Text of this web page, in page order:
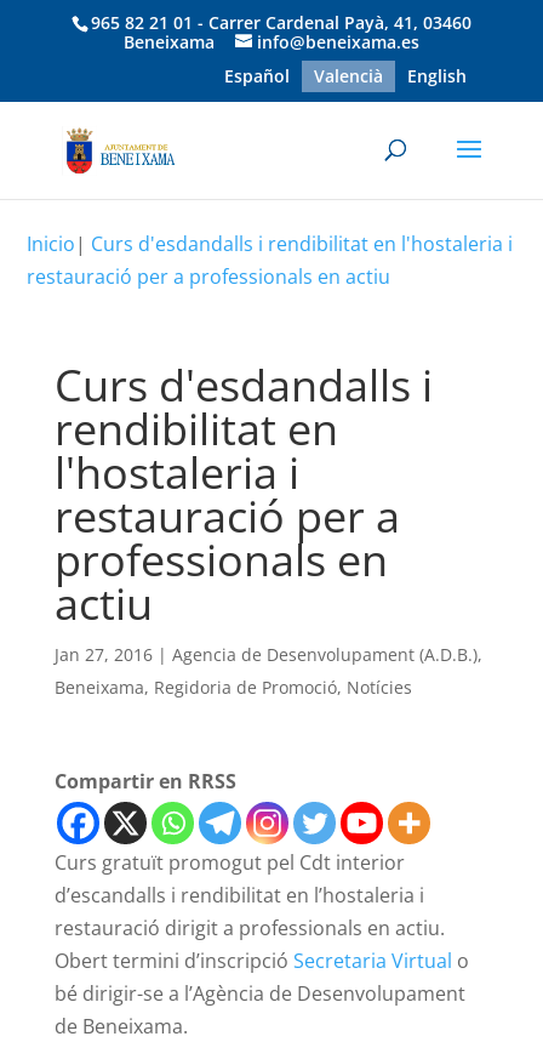
965 82 21 01 - Carrer Cardenal Payà, 41, 03460
Beneixama
info@beneixama.es
Español
Valencià English
Inicio| Curs d'esdandalls i rendibilitat en l'hostaleria i
restauració per a professionals en actiu
Curs d'esdandalls i
rendibilitat en
l'hostaleria i
restauració per a
professionals en
actiu
Jan 27, 2016| Agencia de Desenvolupament (A.D.B.),
Beneixama, Regidoria de Promoció, Notícies
Compartir en RRSS
Curs gratuït promogut pel Cdtinterior
d’escandalls i rendibilitat en l’hostaleria i
restauració dirigit a professionals en actiu.
Obert termini d’inscripció Secretaria Virtual o
bé dirigir-se a l’Agència de Desenvolupament
de Beneixama.